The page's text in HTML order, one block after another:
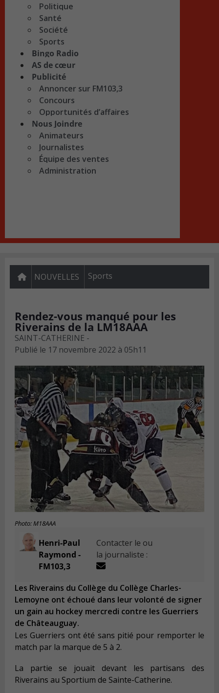
Politique
Santé
Société
Sports
Bingo Radio
AS de cœur
Publicité
Annoncer sur FM103,3
Concours
Opportunités d’affaires
Nous Joindre
Animateurs
Journalistes
Équipe des ventes
Administration
NOUVELLES Sports
Rendez-vous manqué pour les
Riverains de la LM18AAA
SAINT-CATHERINE -
Publié le 17 novembre 2022 à 05h11
Photo: M18AAA
Henri-Paul
Raymond -
FM103,3
Contacter le ou
la journaliste :
Les Riverains du Collège du Collège Charles-
Lemoyne ont échoué dans leur volonté de signer
un gain au hockey mercredi contre les Guerriers
de Châteauguay.
Les Guerriers ont été sans pitié pour remporter le
match par la marque de 5 à 2.
La partie se jouait devant les partisans des
Riverains au Sportium de Sainte-Catherine.